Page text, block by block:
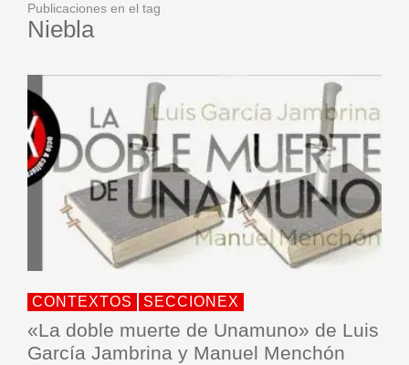
Publicaciones en el tag
Niebla
CONTEXTOS SECCIONEX
«La doble muerte de Unamuno» de Luis
García Jambrina y Manuel Menchón